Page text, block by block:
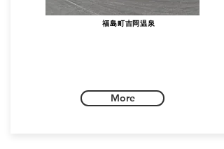
福島町吉岡温泉
More